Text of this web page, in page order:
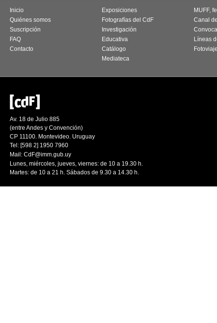
Inicio
Quiénes somos
Suscripción
FAQ
Contacto
Exposiciones
Fotografías del CdF
Investigación
Educativa
Catálogo
Mediateca
MUFF,
Canal
Líneas
Av. 18 de Julio 885
(entre Andes y Convención)
CP 11100. Montevideo. Uruguay
Tel: [598 2] 1950 7960
Mail: CdF@imm.gub.uy
Lunes, miércoles, jueves, viernes: de 10 a 19.30 h.
Martes: de 10 a 21 h. Sábados de 9.30 a 14.30 h.